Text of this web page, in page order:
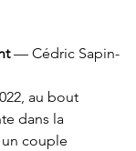
— Cédric Sapin-
au bout
dans la
couple